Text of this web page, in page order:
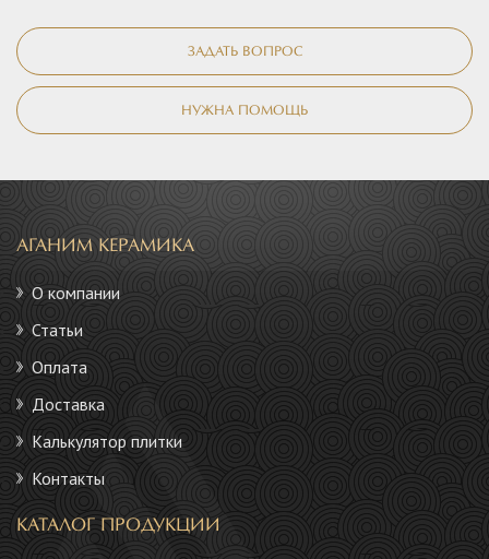
ЗАДАТЬ ВОПРОС
НУЖНА ПОМОЩЬ
АГАНИМ КЕРАМИКА
О компании
Статьи
Оплата
Доставка
Калькулятор плитки
Контакты
КАТАЛОГ ПРОДУКЦИИ